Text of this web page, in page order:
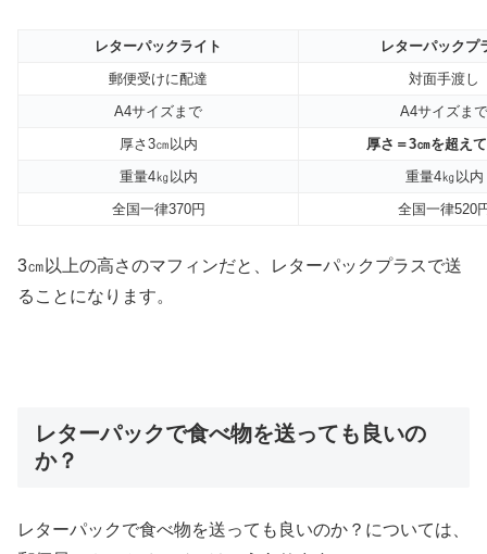
レターパックライト
レターパックプ
郵便受けに配達
対面手渡し
A4サイズまで
A4サイズまで
厚さ3㎝以内
厚さ＝3㎝を超え
重量4㎏以内
重量4㎏以内
全国一律370円
全国一律520
3㎝以上の高さのマフィンだと、レターパックプラスで送
ることになります。
レターパックで食べ物を送っても良いの
か？
レターパックで食べ物を送っても良いのか？については、